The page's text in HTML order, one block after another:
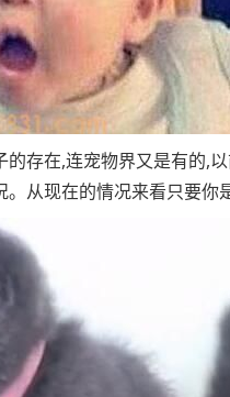
存在,连宠物界又是有的,
从现在的情况来看只要你